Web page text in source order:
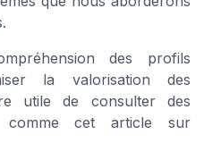
des profils
la valorisation des
utile de consulter des
comme cet article sur